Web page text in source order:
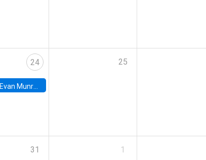
24
Evan Munro, Neyman Visiting Assistant Professor in the Department of Statistics at UC Berkeley
25
31 1